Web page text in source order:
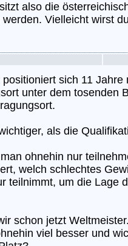
also die
werden. Vielleicht wirst
sich 11
unter dem tosenden
als die
ohnehin nur
welch schlechtes
teilnimmt, um die Lage
schon jetzt
viel besser und